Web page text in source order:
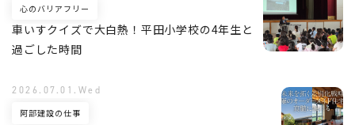
車いすクイズで大白熱！平田小学校の4年生と
過ごした時間
心のバリアフリー
阿部建設の仕事
2026.07.01.Wed